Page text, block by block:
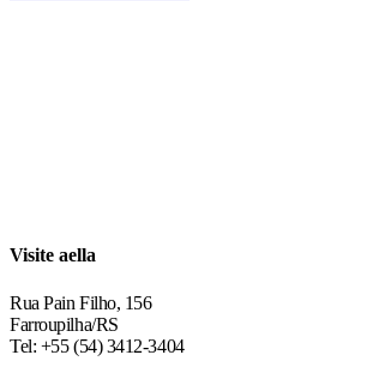
Visite aella
Rua Pain Filho, 156
Farroupilha/RS
Tel: +55 (54) 3412-3404